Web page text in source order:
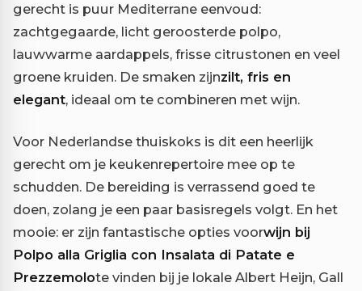
gerecht is puur Mediterrane eenvoud:
zachtgegaarde, licht geroosterde polpo,
lauwwarme aardappels, frisse citrustonen en veel
groene kruiden. De smaken zijnzilt, fris en
elegant, ideaal om te combineren met wijn.
Voor Nederlandse thuiskoks is dit een heerlijk
gerecht om je keukenrepertoire mee op te
schudden. De bereiding is verrassend goed te
doen, zolang je een paar basisregels volgt. En het
mooie: er zijn fantastische opties voorwijn bij
Polpo alla Griglia con Insalata di Patate e
Prezzemolote vinden bij je lokale Albert Heijn, Gall